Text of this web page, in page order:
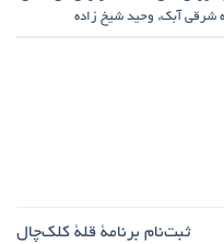
شرقی آبک, وحید شیخ زاده
ثبت‌نام برنامۀ قلۀ کلک‌چال